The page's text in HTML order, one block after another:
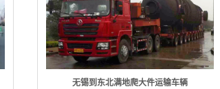
无锡到东北满地爬大件运输车辆